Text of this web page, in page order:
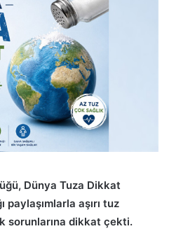
Dünya Tuza Dikkat
paylaşımlarla aşırı tuz
sorunlarına dikkat çekti.